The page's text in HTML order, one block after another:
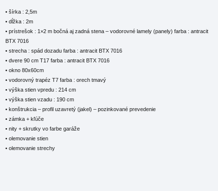
• šírka : 2,5m
• dĺžka : 2m
• prístrešok : 1×2 m bočná aj zadná stena – vodorovné lamely (panely) farba : antracit
BTX 7016
• strecha : spád dozadu farba : antracit BTX 7016
• dvere 90 cm T17 farba : antracit BTX 7016
• okno 80x60cm
• vodorovný trapéz T7 farba : orech tmavý
• výška stien vpredu : 214 cm
• výška stien vzadu : 190 cm
• konštrukcia – profil uzavretý (jakel) – pozinkované prevedenie
• zámka + kľúče
• nity + skrutky vo farbe garáže
• olemovanie stien
• olemovanie strechy